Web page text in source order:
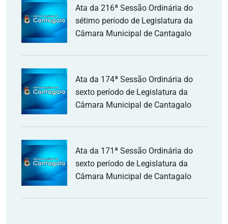
Ata da 216ª Sessão Ordinária do
sétimo período de Legislatura da
Câmara Municipal de Cantagalo
Ata da 174ª Sessão Ordinária do
sexto período de Legislatura da
Câmara Municipal de Cantagalo
Ata da 171ª Sessão Ordinária do
sexto período de Legislatura da
Câmara Municipal de Cantagalo